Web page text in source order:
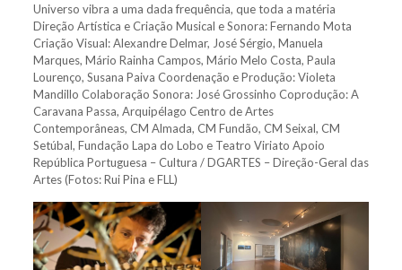
Universo vibra a uma dada frequência, que toda a matéria
Direção Artística e Criação Musical e Sonora: Fernando Mota
Criação Visual: Alexandre Delmar, José Sérgio, Manuela
Marques, Mário Rainha Campos, Mário Melo Costa, Paula
Lourenço, Susana Paiva Coordenação e Produção: Violeta
Mandillo Colaboração Sonora: José Grossinho Coprodução: A
Caravana Passa, Arquipélago Centro de Artes
Contemporâneas, CM Almada, CM Fundão, CM Seixal, CM
Setúbal, Fundação Lapa do Lobo e Teatro Viriato Apoio
República Portuguesa – Cultura / DGARTES – Direção-Geral das
Artes (Fotos: Rui Pina e FLL)